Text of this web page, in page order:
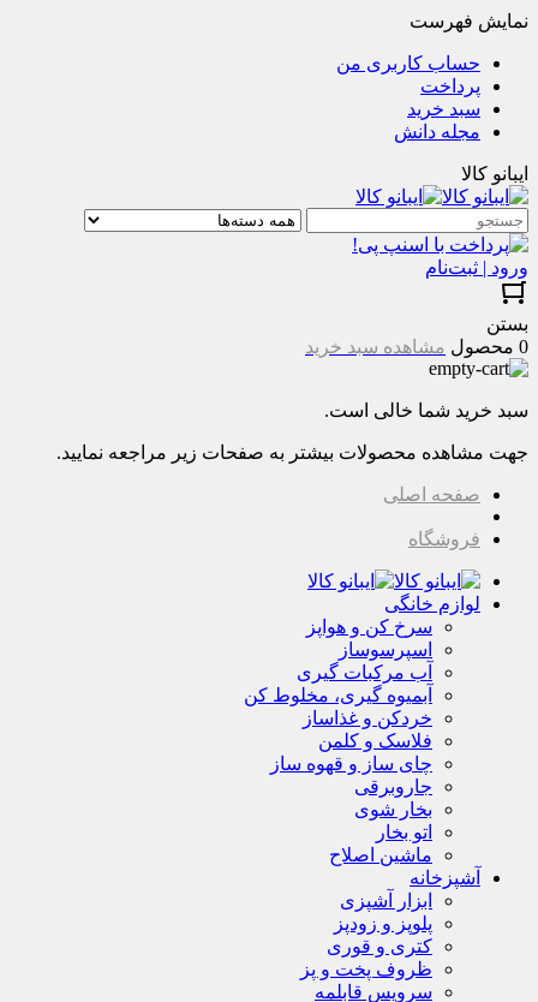
نمایش فهرست
حساب کاربری من
پرداخت
سبد خرید
مجله دانش
ایبانو کالا
ورود | ثبت‌نام
بستن
0 محصول
مشاهده سبد خرید
سبد خرید شما خالی است.
جهت مشاهده محصولات بیشتر به صفحات زیر مراجعه نمایید.
صفحه اصلی
فروشگاه
لوازم خانگی
سرخ کن و هواپز
اسپرسوساز
آب مرکبات گیری
آبمیوه گیری، مخلوط کن
خردکن و غذاساز
فلاسک و کلمن
چای ساز و قهوه ساز
جاروبرقی
بخار شوی
اتو بخار
ماشین اصلاح
آشپزخانه
ابزار آشپزی
پلوپز و زودپز
کتری و قوری
ظروف پخت و پز
سرویس قابلمه